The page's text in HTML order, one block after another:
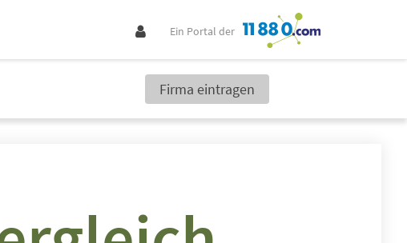
Ein Portal der
Firma eintragen